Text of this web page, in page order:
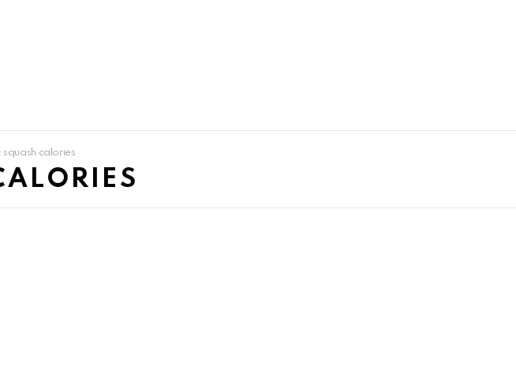
squash calories